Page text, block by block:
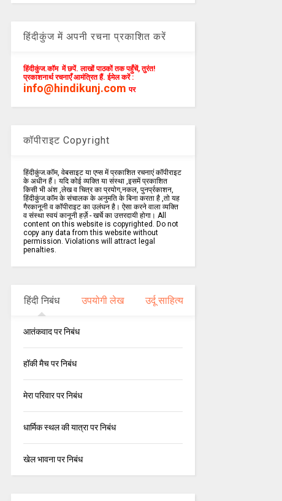
हिंदीकुंज में अपनी रचना प्रकाशित करें
हिंदीकुंज.कॉम में छपें. लाखों पाठकों तक पहुँचें, तुरंत!
प्रकाशनार्थ रचनाएँ आमंत्रित हैं. ईमेल करें :
info@hindikunj.com पर
कॉपीराइट Copyright
हिंदीकुंज.कॉम, वेबसाइट या एप्स में प्रकाशित रचनाएं कॉपीराइट
के अधीन हैं। यदि कोई व्यक्ति या संस्था ,इसमें प्रकाशित
किसी भी अंश ,लेख व चित्र का प्रयोग,नकल, पुनर्प्रकाशन,
हिंदीकुंज.कॉम के संचालक के अनुमति के बिना करता है ,तो यह
गैरकानूनी व कॉपीराइट का उलंघन है। ऐसा करने वाला व्यक्ति
व संस्था स्वयं कानूनी हर्ज़े - खर्चे का उत्तरदायी होगा। All
content on this website is copyrighted. Do not
copy any data from this website without
permission. Violations will attract legal
penalties.
हिंदी निबंध उपयोगी लेख उर्दू साहित्य
आतंकवाद पर निबंध
हॉकी मैच पर निबंध
मेरा परिवार पर निबंध
धार्मिक स्थल की यात्रा पर निबंध
खेल भावना पर निबंध